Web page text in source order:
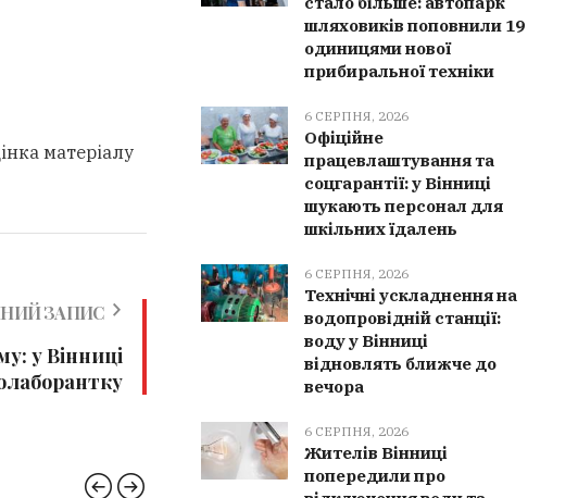
матеріалу
ЗАПИС
у Вінниці
шляховиків поповнили 19
одиницями нової
прибиральної техніки
6 СЕРПНЯ, 2026
Офіційне
працевлаштування та
соцгарантії: у Вінниці
шукають персонал для
шкільних їдалень
6 СЕРПНЯ, 2026
Технічні ускладнення на
водопровідній станції:
воду у Вінниці
відновлять ближче до
вечора
6 СЕРПНЯ, 2026
Жителів Вінниці
попередили про